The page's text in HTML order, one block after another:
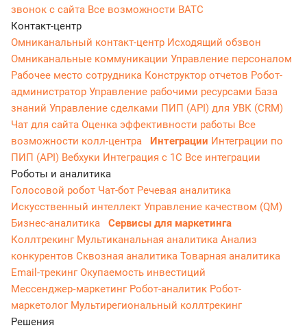
звонок с сайта Все возможности ВАТС
Контакт-центр
Омниканальный контакт-центр Исходящий обзвон
Омниканальные коммуникации Управление персоналом
Рабочее место сотрудника Конструктор отчетов Робот-
администратор Управление рабочими ресурсами База
знаний Управление сделками ПИП (API) для УВК (CRM)
Чат для сайта Оценка эффективности работы Все
возможности колл-центра
Интеграции Интеграции по
ПИП (API) Вебхуки Интеграция с 1С Все интеграции
Роботы и аналитика
Голосовой робот Чат-бот Речевая аналитика
Искусственный интеллект Управление качеством (QM)
Бизнес-аналитика
Сервисы для маркетинга
Коллтрекинг Мультиканальная аналитика Анализ
конкурентов Сквозная аналитика Товарная аналитика
Email-трекингОкупаемость инвестиций
Мессенджер‑маркетинг Робот-аналитик Робот-
маркетолог Мультирегиональный коллтрекинг
Решения